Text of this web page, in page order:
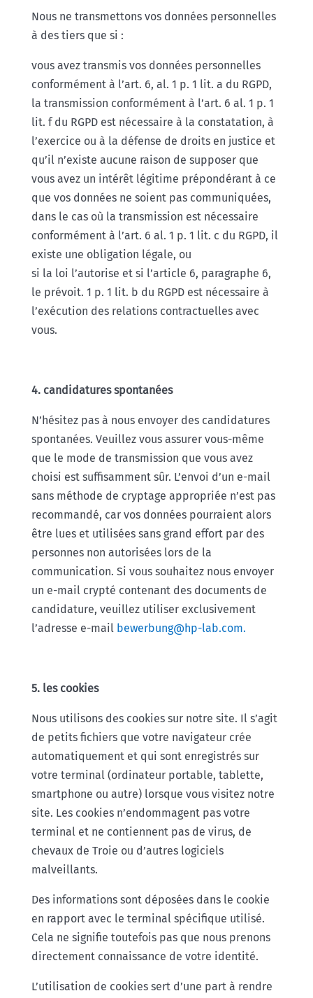
Nous ne transmettons vos données personnelles
à des tiers que si :
vous avez transmis vos données personnelles
conformément à l’art. 6, al. 1 p. 1 lit. a du RGPD,
la transmission conformément à l’art. 6 al. 1 p. 1
lit. f du RGPD est nécessaire à la constatation, à
l’exercice ou à la défense de droits en justice et
qu’il n’existe aucune raison de supposer que
vous avez un intérêt légitime prépondérant à ce
que vos données ne soient pas communiquées,
dans le cas où la transmission est nécessaire
conformément à l’art. 6 al. 1 p. 1 lit. c du RGPD, il
existe une obligation légale, ou
si la loi l’autorise et si l’article 6, paragraphe 6,
le prévoit. 1 p. 1 lit. b du RGPD est nécessaire à
l’exécution des relations contractuelles avec
vous.
4. candidatures spontanées
N’hésitez pas à nous envoyer des candidatures
spontanées. Veuillez vous assurer vous-même
que le mode de transmission que vous avez
choisi est suffisamment sûr. L’envoi d’un e-mail
sans méthode de cryptage appropriée n’est pas
recommandé, car vos données pourraient alors
être lues et utilisées sans grand effort par des
personnes non autorisées lors de la
communication. Si vous souhaitez nous envoyer
un e-mail crypté contenant des documents de
candidature, veuillez utiliser exclusivement
l’adresse e-mail bewerbung@hp-lab.com.
5. les cookies
Nous utilisons des cookies sur notre site. Il s’agit
de petits fichiers que votre navigateur crée
automatiquement et qui sont enregistrés sur
votre terminal (ordinateur portable, tablette,
smartphone ou autre) lorsque vous visitez notre
site. Les cookies n’endommagent pas votre
terminal et ne contiennent pas de virus, de
chevaux de Troie ou d’autres logiciels
malveillants.
Des informations sont déposées dans le cookie
en rapport avec le terminal spécifique utilisé.
Cela ne signifie toutefois pas que nous prenons
directement connaissance de votre identité.
L’utilisation de cookies sert d’une part à rendre